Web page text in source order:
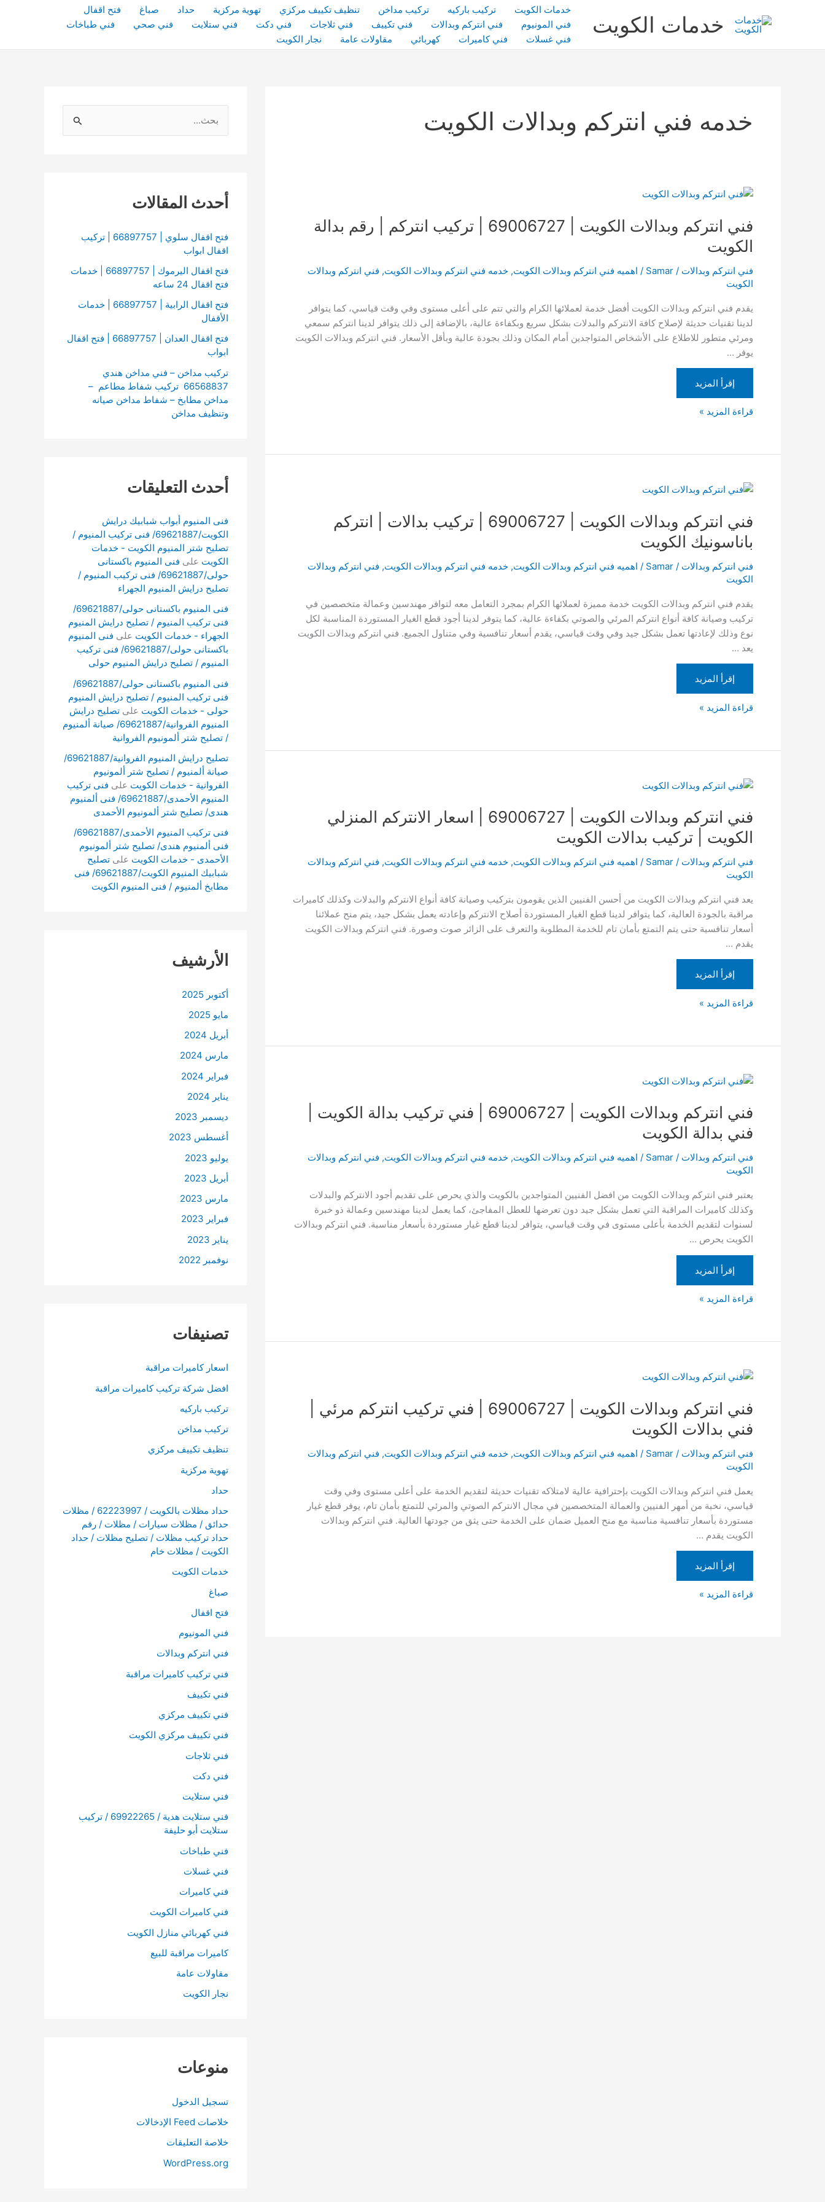
خدمات الكويت
خدمات الكويت تركيب باركيه تركيب مداخن تنظيف تكييف مركزي تهوية مركزية حداد صباغ
فتح اقفال
فني المونيوم
فني انتركم وبدالات فني تكييف فني ثلاجات فني دكت فني ستلايت فني صحي
فني طباخات
فني غسلات
فني كاميرات كهربائي مقاولات عامة نجار الكويت
خدمه فني انتركم وبدالات الكويت
فني انتركم وبدالات الكويت | 69006727 | تركيب انتركم | رقم بدالة
الكويت
فني انتركم وبدالات /
Samar
/ اهميه فني انتركم وبدالات الكويت, خدمه فني انتركم وبدالات الكويت, فني انتركم وبدالات
الكويت
يقدم فني انتركم وبدالات الكويت أفضل خدمة لعملائها الكرام والتي تتم على أعلى مستوى وفي وقت قياسي، كما يتوافر
لدينا تقنيات حديثة لإصلاح كافة الانتركم والبدلات بشكل سريع وبكفاءة عالية، بالإضافة إلى ذلك يتوافر لدينا انتركم سمعي
ومرئي متطور للاطلاع على الأشخاص المتواجدين أمام المكان وذلك بجودة عالية وبأقل الأسعار. فني انتركم وبدالات الكويت
يوفر …
إقرأ المزيد
فني
وبدالات
الكويت
|
69006727
|
انتركم
|
رقم
بدالة
الكويت
قراءة المزيد »
فني انتركم وبدالات الكويت | 69006727 | تركيب بدالات | انتركم
باناسونيك الكويت
فني انتركم وبدالات /
Samar
/ اهميه فني انتركم وبدالات الكويت, خدمه فني انتركم وبدالات الكويت, فني انتركم وبدالات
الكويت
يقدم فني انتركم وبدالات الكويت خدمة مميزة لعملائها الكرام بمجرد التعامل معه لتوافر مهندسين وعمالة متخصصين في
تركيب وصيانة كافة أنواع انتركم المرئي والصوتي بكفاءة عالية، كما يتوفر لدينا أجود قطع الغيار المستوردة المناسبة لكل
نوع وذلك لإعادتها تعمل بشكل جيد وفي وقت قياسي، يقدم أسعار تنافسية وفي متناول الجميع. فني انتركم وبدالات الكويت
يعد …
إقرأ المزيد
فني
وبدالات
الكويت
|
69006727
|
بدالات
|
انتركم
باناسونيك
الكويت
قراءة المزيد »
فني انتركم وبدالات الكويت | 69006727 | اسعار الانتركم المنزلي
الكويت | تركيب بدالات الكويت
فني انتركم وبدالات /
Samar
/ اهميه فني انتركم وبدالات الكويت, خدمه فني انتركم وبدالات الكويت, فني انتركم وبدالات
الكويت
يعد فني انتركم وبدالات الكويت من أحسن الفنيين الذين يقومون بتركيب وصيانة كافة أنواع الانتركم والبدلات وكذلك كاميرات
مراقبة بالجودة العالية، كما يتوافر لدينا قطع الغيار المستوردة أصلاح الانتركم وإعادته يعمل بشكل جيد، يتم منح عملائنا
أسعار تنافسية حتى يتم التمتع بأمان تام للخدمة المطلوبة والتعرف على الزائر صوت وصورة. فني انتركم وبدالات الكويت
يقدم …
إقرأ المزيد
فني
وبدالات
الكويت
|
69006727
|
الانتركم
المنزلي
الكويت
|
تركيب
بدالات
الكويت
قراءة المزيد »
فني انتركم وبدالات الكويت | 69006727 | فني تركيب بدالة الكويت |
فني بدالة الكويت
فني انتركم وبدالات /
Samar
/ اهميه فني انتركم وبدالات الكويت, خدمه فني انتركم وبدالات الكويت, فني انتركم وبدالات
الكويت
يعتبر فني انتركم وبدالات الكويت من افضل الفنيين المتواجدين بالكويت والذي يحرص على تقديم أجود الانتركم والبدلات
وكذلك كاميرات المراقبة التي تعمل بشكل جيد دون تعرضها للعطل المفاجئ، كما يعمل لدينا مهندسين وعمالة ذو خبرة
لسنوات لتقديم الخدمة بأعلى مستوى في وقت قياسي، يتوافر لدينا قطع غيار مستوردة بأسعار مناسبة. فني انتركم وبدالات
الكويت يحرص …
إقرأ المزيد
فني
وبدالات
الكويت
|
69006727
|
تركيب
بدالة
الكويت
|
فني
الكويت
قراءة المزيد »
فني انتركم وبدالات الكويت | 69006727 | فني تركيب انتركم مرئي |
فني بدالات الكويت
فني انتركم وبدالات /
Samar
/ اهميه فني انتركم وبدالات الكويت, خدمه فني انتركم وبدالات الكويت, فني انتركم وبدالات
الكويت
يعمل فني انتركم وبدالات الكويت بإحترافية عالية لامتلاكه تقنيات حديثة لتقديم الخدمة على أعلى مستوى وفي وقت
قياسي، نخبة من أمهر الفنيين والعمالة المتخصصين في مجال الانتركم الصوتي والمرئي للتمتع بأمان تام، يوفر قطع غيار
مستوردة بأسعار تنافسية مناسبة مع منح العميل ضمان على الخدمة حتى يثق من جودتها العالية. فني انتركم وبدالات
الكويت يقدم …
إقرأ المزيد
فني
وبدالات
الكويت
|
69006727
|
تركيب
انتركم
مرئي
|
فني
بدالات
الكويت
قراءة المزيد »
ث
ن
:
أحدث المقالات
فتح اقفال سلوي | 66897757 | تركيب
اقفال ابواب
فتح اقفال اليرموك | 66897757 | خدمات
فتح اقفال 24 ساعه
فتح اقفال الرابية | 66897757 | خدمات
الأقفال
فتح اقفال العدان | 66897757 | فتح اقفال
ابواب
تركيب مداخن – فني مداخن هندي
66568837 تركيب شفاط مطاعم –
مداخن مطابخ – شفاط مداخن صيانه
وتنظيف مداخن
أحدث التعليقات
فنى المنيوم أبواب شبابيك درايش
الكويت/69621887/ فنى تركيب المنيوم /
تصليح شتر المنيوم الكويت - خدمات
الكويت على فنى المنيوم باكستانى
حولى/69621887/ فنى تركيب المنيوم /
تصليح درايش المنيوم الجهراء
فنى المنيوم باكستانى حولى/69621887/
فنى تركيب المنيوم / تصليح درايش المنيوم
الجهراء - خدمات الكويت على فنى المنيوم
باكستانى حولى/69621887/ فنى تركيب
المنيوم / تصليح درايش المنيوم حولى
فنى المنيوم باكستانى حولى/69621887/
فنى تركيب المنيوم / تصليح درايش المنيوم
حولى - خدمات الكويت على تصليح درايش
المنيوم الفروانية/69621887/ صيانة ألمنيوم
/ تصليح شتر ألمونيوم الفروانية
تصليح درايش المنيوم الفروانية/69621887/
صيانة ألمنيوم / تصليح شتر ألمونيوم
الفروانية - خدمات الكويت على فنى تركيب
المنيوم الأحمدى/69621887/ فنى ألمنيوم
هندى/ تصليح شتر ألمونيوم الأحمدى
فنى تركيب المنيوم الأحمدى/69621887/
فنى ألمنيوم هندى/ تصليح شتر ألمونيوم
الأحمدى - خدمات الكويت على تصليح
شبابيك المنيوم الكويت/69621887/ فنى
مطابخ ألمنيوم / فنى المنيوم الكويت
الأرشيف
أكتوبر 2025
مايو 2025
أبريل 2024
مارس 2024
فبراير 2024
يناير 2024
ديسمبر 2023
أغسطس 2023
يوليو 2023
أبريل 2023
مارس 2023
فبراير 2023
يناير 2023
نوفمبر 2022
تصنيفات
اسعار كاميرات مراقبة
افضل شركة تركيب كاميرات مراقبة
تركيب باركيه
تركيب مداخن
تنظيف تكييف مركزي
تهوية مركزية
حداد
حداد مظلات بالكويت / 62223997 / مظلات
حدائق / مظلات سيارات / مظلات / رقم
حداد تركيب مظلات / تصليح مظلات / حداد
الكويت / مظلات خام
خدمات الكويت
صباغ
فتح اقفال
فني المونيوم
فني انتركم وبدالات
فني تركيب كاميرات مراقبة
فني تكييف
فني تكييف مركزي
فني تكييف مركزي الكويت
فني ثلاجات
فني دكت
فني ستلايت
فني ستلايت هدية / 69922265 / تركيب
ستلايت أبو حليفة
فني طباخات
فني غسلات
فني كاميرات
فني كاميرات الكويت
فني كهربائي منازل الكويت
كاميرات مراقبة للبيع
مقاولات عامة
نجار الكويت
منوعات
تسجيل الدخول
خلاصات Feed الإدخالات
خلاصة التعليقات
WordPress.org